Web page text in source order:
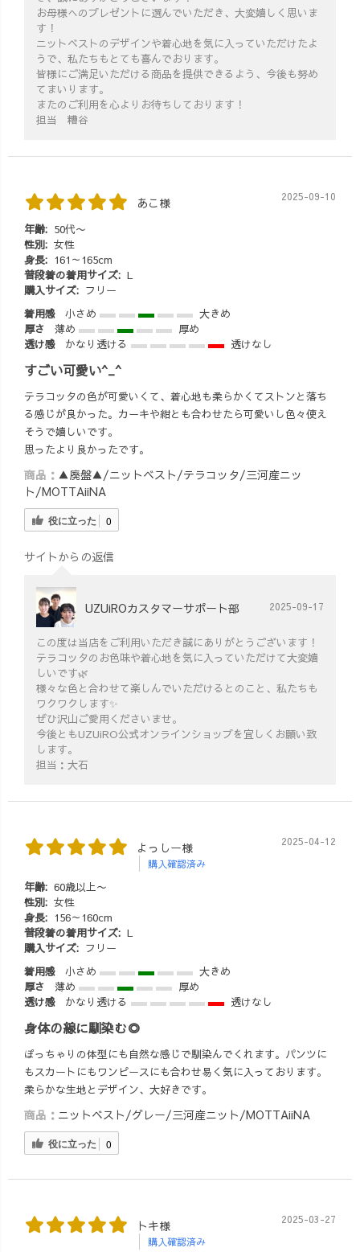
お母様へのプレゼントに選んでいただき、大変嬉しく思いま
す！
ニットベストのデザインや着心地を気に入っていただけたよ
うで、私たちもとても喜んでおります。
皆様にご満足いただける商品を提供できるよう、今後も努め
てまいります。
またのご利用を心よりお待ちしております！
担当 糟谷
あこ様 2025-09-10
年齢: 50代〜
性別: 女性
身長: 161～165cm
普段着の着用サイズ: L
購入サイズ: フリー
着用感
小さめ
大きめ
厚さ
薄め
厚め
透け感
かなり透ける 透けなし
すごい可愛い^_^
テラコッタの色が可愛いくて、着心地も柔らかくてストンと落ち
る感じが良かった。カーキや紺とも合わせたら可愛いし色々使え
そうで嬉しいです。
思ったより良かったです。
商品： ▲廃盤▲/ニットベスト/テラコッタ/三河産ニッ
ト/MOTTAiiNA
役に立った 0
サイトからの返信
UZUiROカスタマーサポート部 2025-09-17
この度は当店をご利用いただき誠にありがとうございます！
テラコッタのお色味や着心地を気に入っていただけて大変嬉
しいです🌿
様々な色と合わせて楽しんでいただけるとのこと、私たちも
ワクワクします✨
ぜひ沢山ご愛用くださいませ。
今後ともUZUiRO公式オンラインショップを宜しくお願い致
します。
担当：大石
よっしー様
購入確認済み
2025-04-12
年齢: 60歳以上〜
性別: 女性
身長: 156～160cm
普段着の着用サイズ: L
購入サイズ: フリー
着用感
小さめ
大きめ
厚さ
薄め
厚め
透け感
かなり透ける 透けなし
身体の線に馴染む◎
ぽっちゃりの体型にも自然な感じで馴染んでくれます。パンツに
もスカートにもワンピースにも合わせ易く気に入っております。
柔らかな生地とデザイン、大好きです。
商品： ニットベスト/グレー/三河産ニット/MOTTAiiNA
役に立った 0
トキ様
購入確認済み
2025-03-27